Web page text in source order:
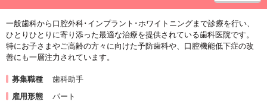
一般歯科から口腔外科･インプラント･ホワイトニングまで診療を行い、
ひとりひとりに寄り添った最適な治療を提供されている歯科医院です。
特にお子さまやご高齢の方々に向けた予防歯科や、口腔機能低下症の改
善にも一層注力されています。
募集職種
歯科助手
雇用形態
パート